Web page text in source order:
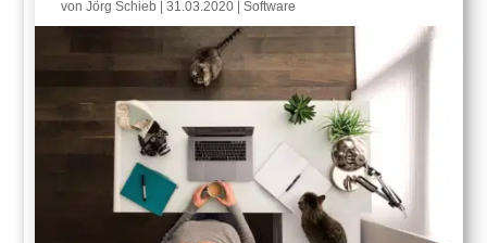
vonJörg Schieb |31.03.2020 |Software